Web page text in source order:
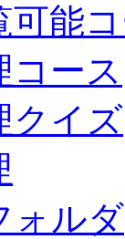
可能
コース
クイズ
ォルダ